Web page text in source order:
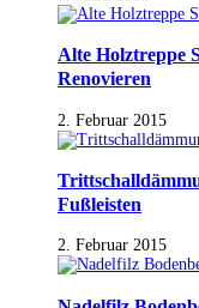
Alte Holztreppe
Renovieren
2. Februar 2015
Fußleisten
2. Februar 2015